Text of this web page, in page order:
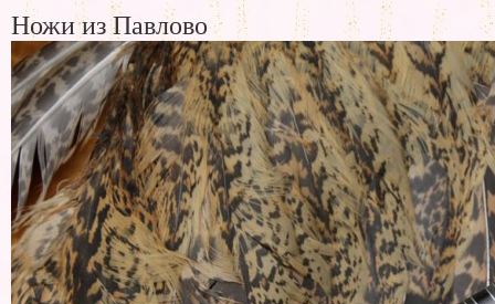
Ножи из Павлово